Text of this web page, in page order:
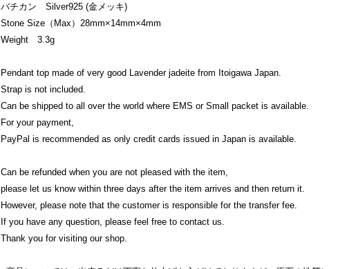
バチカン Silver925 (金メッキ)
Stone Size（Max）28mm×14mm×4mm
Weight 3.3g
Pendant top made of very good Lavender jadeite from Itoigawa Japan.
Strap is not included.
Can be shipped to all over the world where EMS or Small packet is available.
For your payment,
PayPal is recommended as only credit cards issued in Japan is available.
Can be refunded when you are not pleased with the item,
please let us know within three days after the item arrives and then return it.
However, please note that the customer is responsible for the transfer fee.
If you have any question, please feel free to contact us.
Thank you for visiting our shop.